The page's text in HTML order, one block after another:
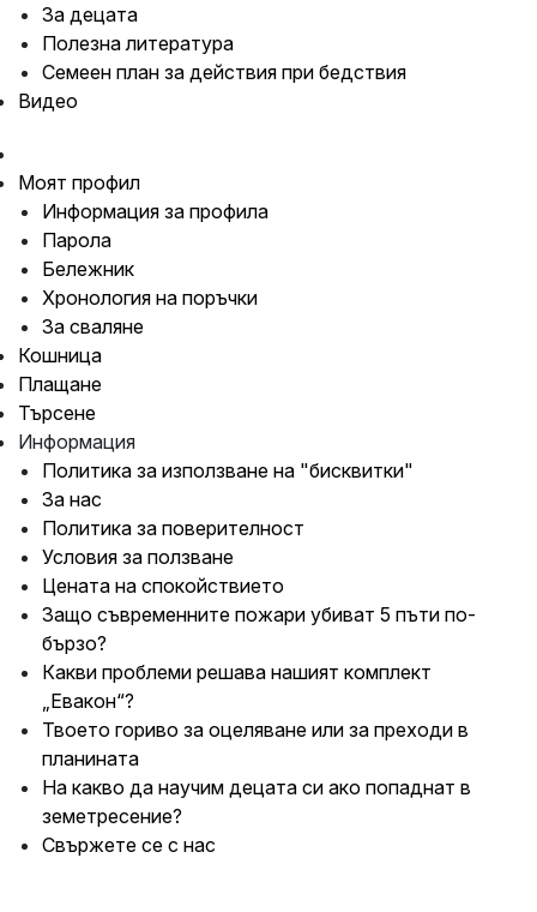
За децата
Полезна литература
Семеен план за действия при бедствия
Видео
Моят профил
Информация за профила
Парола
Бележник
Хронология на поръчки
За сваляне
Кошница
Плащане
Търсене
Информация
Политика за използване на "бисквитки"
За нас
Политика за поверителност
Условия за ползване
Цената на спокойствието
Защо съвременните пожари убиват 5 пъти по-
бързо?
Какви проблеми решава нашият комплект
„Евакон“?
Твоето гориво за оцеляване или за преходи в
планината
На какво да научим децата си ако попаднат в
земетресение?
Свържете се с нас